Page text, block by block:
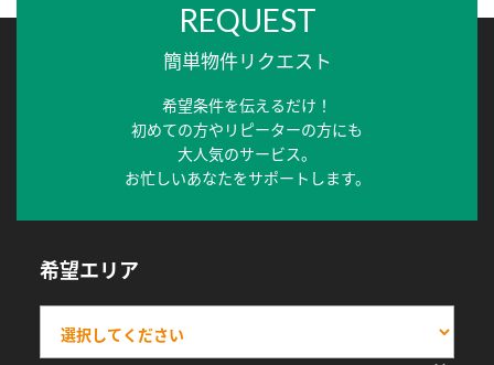
REQUEST
簡単物件リクエスト
希望条件を伝えるだけ！
初めての方やリピーターの方にも
大人気のサービス。
お忙しいあなたをサポートします。
希望エリア